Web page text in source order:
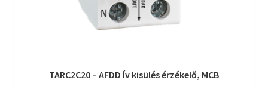
TARC2C20 – AFDD Ív kisülés érzékelő, MCB